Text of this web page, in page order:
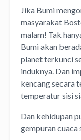
Jika Bumi
masyarakat
malam! Tak
Bumi akan
planet terkunci
induknya. Dan
kencang secara
temperatur sisi
Dan kehidupan
gempuran cuaca